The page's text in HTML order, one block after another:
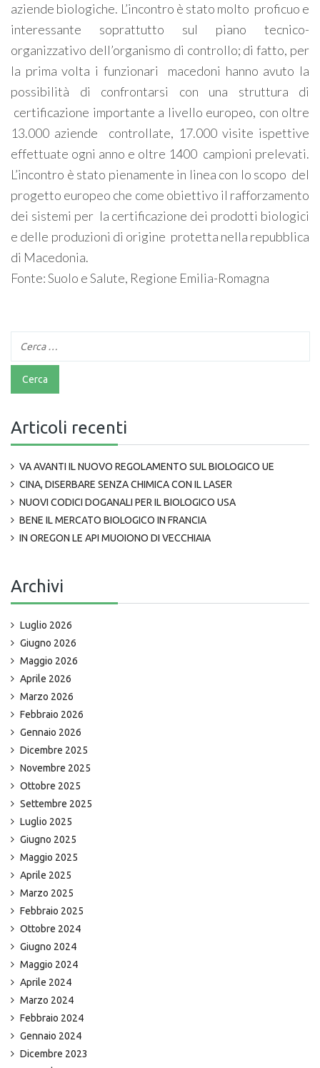
aziende biologiche. L’incontro è stato molto proficuo e
interessante soprattutto sul piano tecnico-
organizzativo dell’organismo di controllo; di fatto, per
la prima volta i funzionari macedoni hanno avuto la
possibilità di confrontarsi con una struttura di
certificazione importante a livello europeo, con oltre
13.000 aziende controllate, 17.000 visite ispettive
effettuate ogni anno e oltre 1400 campioni prelevati.
L’incontro è stato pienamente in linea con lo scopo del
progetto europeo che come obiettivo il rafforzamento
dei sistemi per la certificazione dei prodotti biologici
e delle produzioni di origine protetta nella repubblica
di Macedonia.
Fonte: Suolo e Salute, Regione Emilia-Romagna
Articoli recenti
VA AVANTI IL NUOVO REGOLAMENTO SUL BIOLOGICO UE
CINA, DISERBARE SENZA CHIMICA CON IL LASER
NUOVI CODICI DOGANALI PER IL BIOLOGICO USA
BENE IL MERCATO BIOLOGICO IN FRANCIA
IN OREGON LE API MUOIONO DI VECCHIAIA
Archivi
Luglio 2026
Giugno 2026
Maggio 2026
Aprile 2026
Marzo 2026
Febbraio 2026
Gennaio 2026
Dicembre 2025
Novembre 2025
Ottobre 2025
Settembre 2025
Luglio 2025
Giugno 2025
Maggio 2025
Aprile 2025
Marzo 2025
Febbraio 2025
Ottobre 2024
Giugno 2024
Maggio 2024
Aprile 2024
Marzo 2024
Febbraio 2024
Gennaio 2024
Dicembre 2023